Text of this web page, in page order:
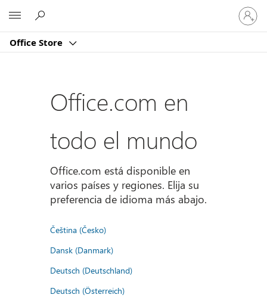
Office Store
Iniciar
sesión
en
cuenta
Office.com en
todo el mundo
Office.com está disponible en
varios países y regiones. Elija su
preferencia de idioma más abajo.
Čeština (Česko)
Dansk (Danmark)
Deutsch (Deutschland)
Deutsch (Österreich)